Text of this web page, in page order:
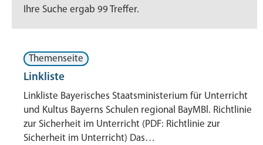
Ihre Suche ergab 99 Treffer.
Themenseite
Linkliste
Linkliste Bayerisches Staatsministerium für Unterricht
und Kultus Bayerns Schulen regional BayMBl. Richtlinie
zur Sicherheit im Unterricht (PDF: Richtlinie zur
Sicherheit im Unterricht) Das…